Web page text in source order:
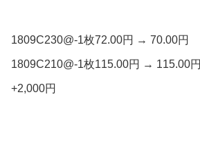
1809C230@-1枚72.00円 → 70.00円
1809C210@-1枚115.00円 → 115.00円
+2,000円